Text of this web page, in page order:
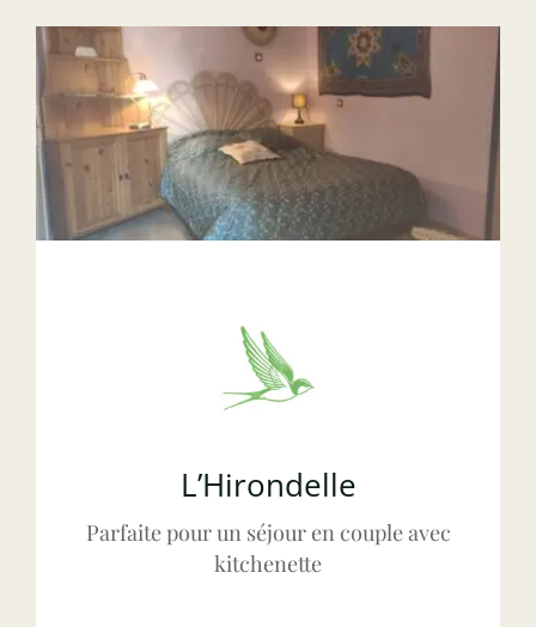
L’Hirondelle
Parfaite pour un séjour en couple avec
kitchenette